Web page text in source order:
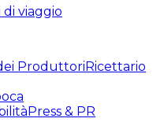
viaggio
ProduttoriRicettario
Press & PR